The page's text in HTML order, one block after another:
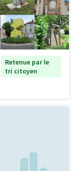
Retenue par le
tri citoyen